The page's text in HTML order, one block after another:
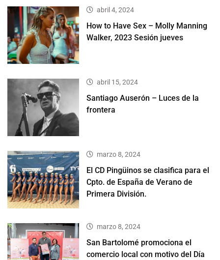
abril 4, 2024
How to Have Sex – Molly Manning
Walker, 2023 Sesión jueves
abril 15, 2024
Santiago Auserón – Luces de la
frontera
marzo 8, 2024
El CD Pingüinos se clasifica para el
Cpto. de España de Verano de
Primera División.
marzo 8, 2024
San Bartolomé promociona el
comercio local con motivo del Día